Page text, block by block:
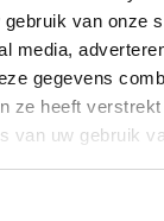
van onze
media,
gegevens
ze heeft
van uw gebruik